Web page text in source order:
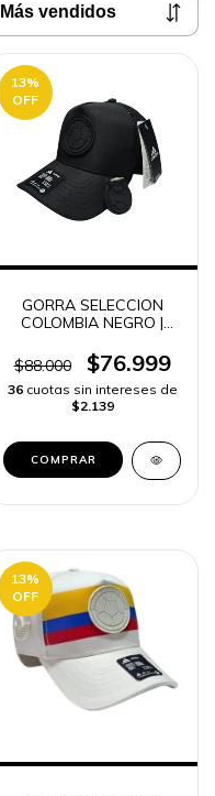
13%
OFF
GORRA SELECCION
COLOMBIA NEGRO |
$88.000
$76.999
36 cuotas sin intereses de
$2.139
13%
OFF